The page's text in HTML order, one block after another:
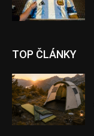
TOP ČLÁNKY